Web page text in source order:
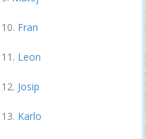
Fran
Leon
Josip
Karlo